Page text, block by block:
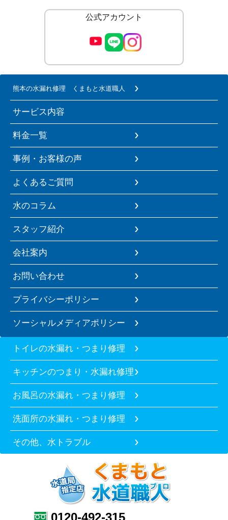
公式アカウント
熊本の水漏れ修理 くまもと水道職人
サービス内容
料金一覧
事例・お客様の声
よくあるご質問
水のコラム
スタッフ紹介
会社案内
お問い合わせ
プライバシーポリシー
ソーシャルメディアポリシー
トイレの水漏れ・つまり修理
キッチンのつまり・水漏れ修理
お風呂の水漏れ・つまり修理
洗面所の水漏れ・つまり修理
その他、水トラブル
0120-492-315